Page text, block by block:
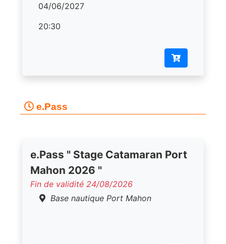
04/06/2027
20:30
e.Pass
e.Pass " Stage Catamaran Port
Mahon 2026 "
Fin de validité 24/08/2026
Base nautique Port Mahon